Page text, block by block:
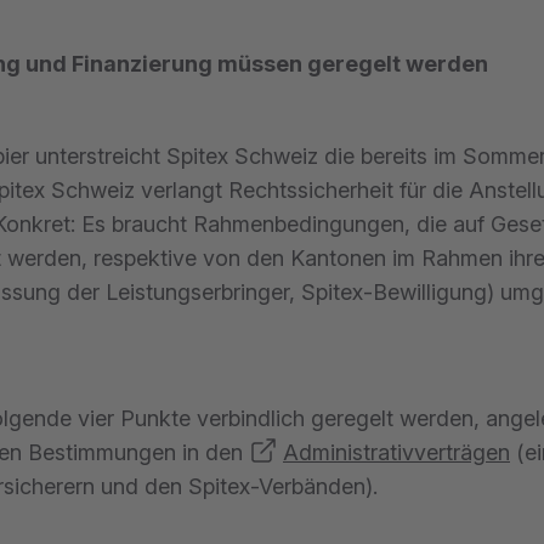
und Finanzierung müssen geregelt werden
unterstreicht Spitex Schweiz die bereits im
Schweiz verlangt Rechtssicherheit für die
Es braucht Rahmenbedingungen, die auf
respektive von den Kantonen im Rahmen
der Leistungserbringer, Spitex-Bewilligung)
vier Punkte verbindlich geregelt werden,
Bestimmungen in den
Administrativverträgen
und den Spitex-Verbänden).